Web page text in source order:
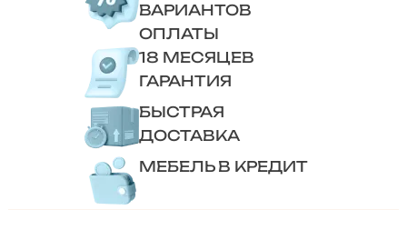
ВАРИАНТОВ
ОПЛАТЫ
18 МЕСЯЦЕВ
ГАРАНТИЯ
БЫСТРАЯ
ДОСТАВКА
МЕБЕЛЬ В КРЕДИТ